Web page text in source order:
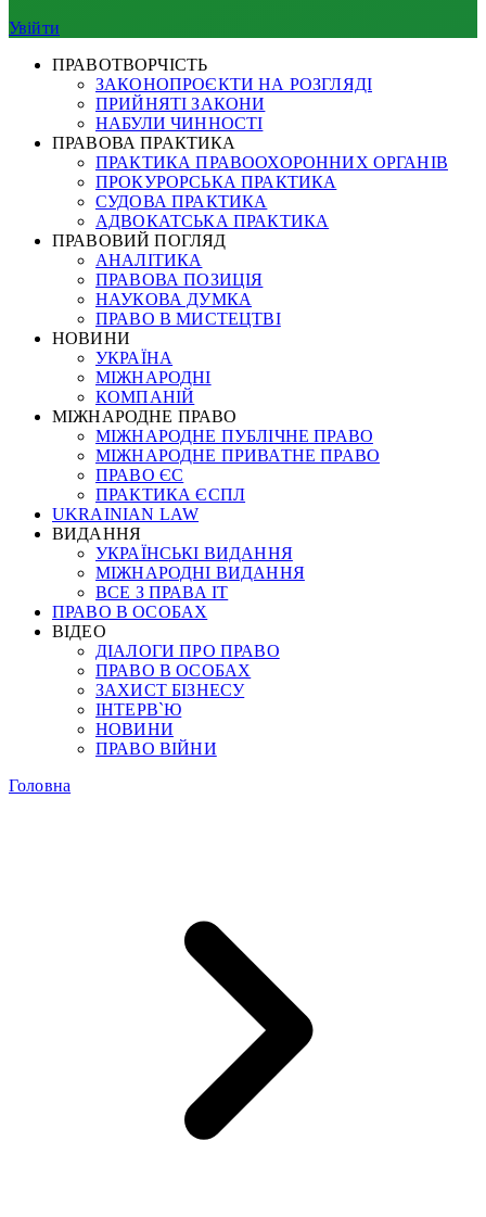
Увійти
ПРАВОТВОРЧІСТЬ
ЗАКОНОПРОЄКТИ НА РОЗГЛЯДІ
ПРИЙНЯТІ ЗАКОНИ
НАБУЛИ ЧИННОСТІ
ПРАВОВА ПРАКТИКА
ПРАКТИКА ПРАВООХОРОННИХ ОРГАНІВ
ПРОКУРОРСЬКА ПРАКТИКА
СУДОВА ПРАКТИКА
АДВОКАТСЬКА ПРАКТИКА
ПРАВОВИЙ ПОГЛЯД
АНАЛІТИКА
ПРАВОВА ПОЗИЦІЯ
НАУКОВА ДУМКА
ПРАВО В МИСТЕЦТВІ
НОВИНИ
УКРАЇНА
МІЖНАРОДНІ
КОМПАНІЙ
МІЖНАРОДНЕ ПРАВО
МІЖНАРОДНЕ ПУБЛІЧНЕ ПРАВО
МІЖНАРОДНЕ ПРИВАТНЕ ПРАВО
ПРАВО ЄС
ПРАКТИКА ЄСПЛ
UKRAINIAN LAW
ВИДАННЯ
УКРАЇНСЬКІ ВИДАННЯ
МІЖНАРОДНІ ВИДАННЯ
ВСЕ З ПРАВА ІТ
ПРАВО В ОСОБАХ
ВІДЕО
ДІАЛОГИ ПРО ПРАВО
ПРАВО В ОСОБАХ
ЗАХИСТ БІЗНЕСУ
ІНТЕРВ`Ю
НОВИНИ
ПРАВО ВІЙНИ
Головна